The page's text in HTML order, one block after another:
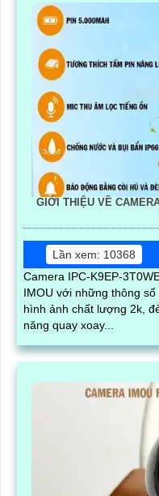
GIỚI THIỆU VỀ
Lần xem: 10368
Camera IPC-K9EP-
IMOU với những thông
hình ảnh chất lượng 2k,
năng quay xoay...